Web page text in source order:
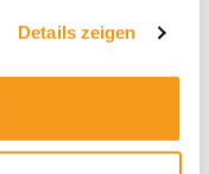
Details zeigen